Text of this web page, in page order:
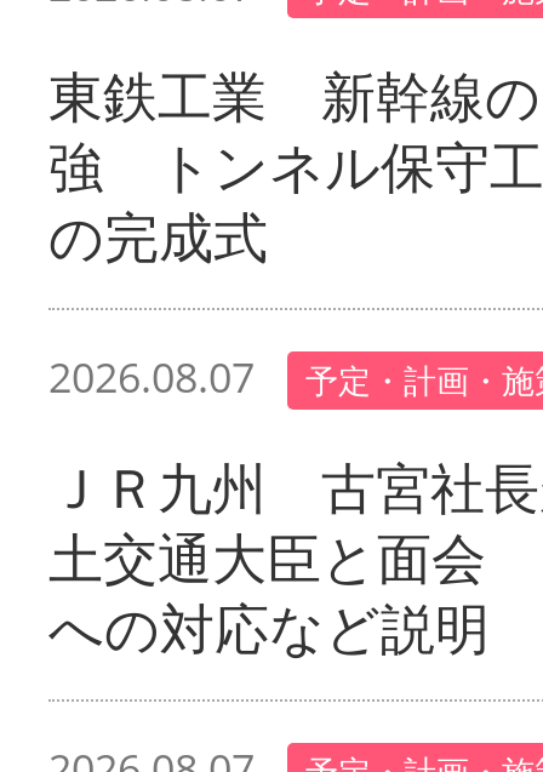
東鉄工業 新幹線
強 トンネル保守
の完成式
2026.08.07 予定・計画・
ＪＲ九州 古宮社
土交通大臣と面会
への対応など説明